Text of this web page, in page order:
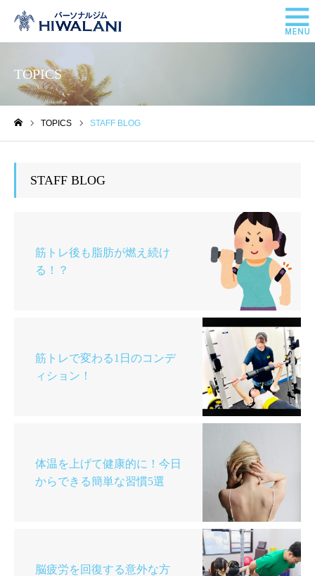
TOPICS
TOPICS STAFF BLOG
STAFF BLOG
筋トレ後も脂肪が燃え続け
る！？
筋トレで変わる1日のコンデ
ィション！
体温を上げて健康的に！今日
からできる簡単な習慣5選
脳疲労を回復する意外な方